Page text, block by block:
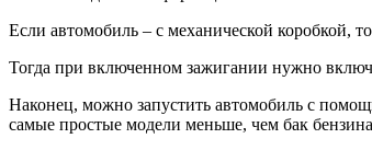
Если автомобиль – с механической коробкой,
Тогда при включенном зажигании нужно
Наконец, можно запустить автомобиль с
самые простые модели меньше, чем бак